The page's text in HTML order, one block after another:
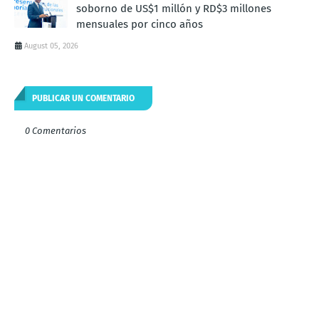
soborno de US$1 millón y RD$3 millones
mensuales por cinco años
August 05, 2026
PUBLICAR UN COMENTARIO
0 Comentarios